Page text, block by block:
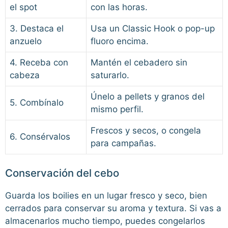
el spot
con las horas.
3. Destaca el
anzuelo
Usa un Classic Hook o pop-up
fluoro encima.
4. Receba con
cabeza
Mantén el cebadero sin
saturarlo.
5. Combínalo
Únelo a pellets y granos del
mismo perfil.
6. Consérvalos
Frescos y secos, o congela
para campañas.
Conservación del cebo
Guarda los boilies en un lugar fresco y seco, bien
cerrados para conservar su aroma y textura. Si vas a
almacenarlos mucho tiempo, puedes congelarlos